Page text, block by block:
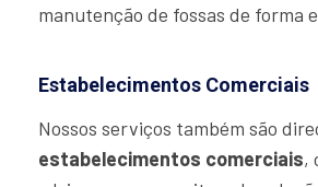
manutenção de fossas de forma
Estabelecimentos Comerciais
Nossos serviços também são
estabelecimentos comerciais,